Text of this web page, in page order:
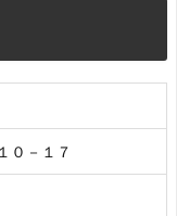
０－１７